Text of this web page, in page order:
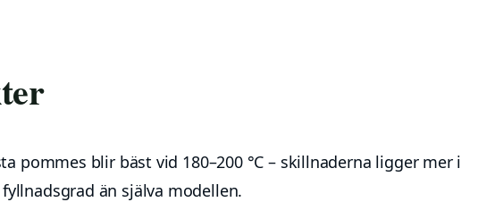
pommes blir bäst vid 180–200 °C – skillnaderna ligger mer i
än själva modellen.